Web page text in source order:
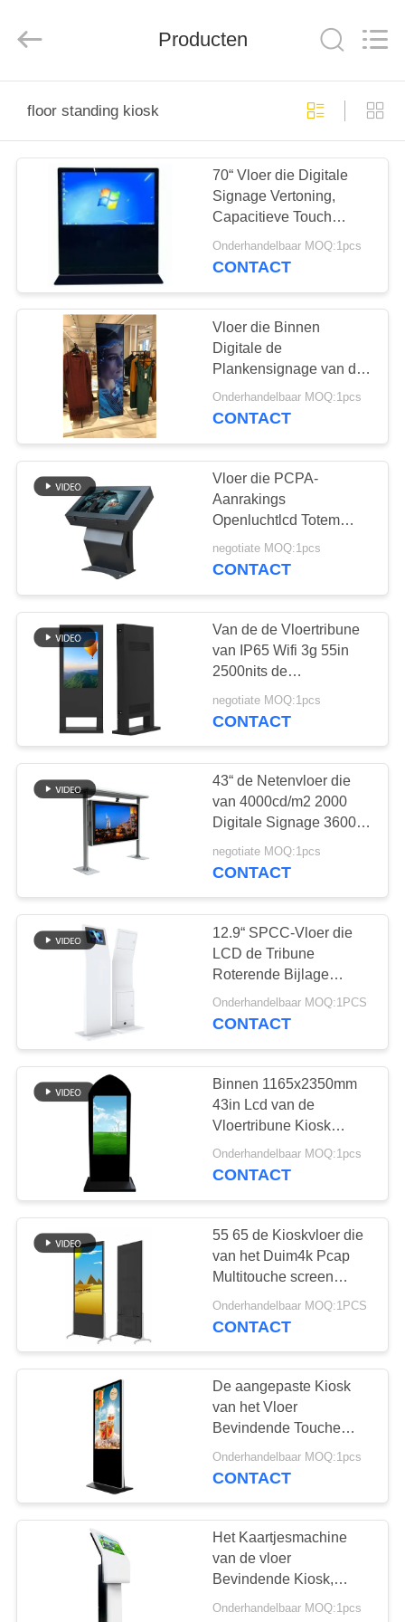
PRODUCTEN
ONGEVEER
FABRIEKSREIS
KWALITEITSCONTROLE
CONTACTEER
ONS
NIEUWS
VERZOEK
OM EEN
CITAAT
SITEMAP
PRIVACY
POLICY
Display
Technology
Producten
floor standing kiosk
70“ Vloer die Digitale
Signage Vertoning,
Capacitieve Touch
screentotem bevinden
zich
Onderhandelbaar MOQ:1pcs
CONTACT
Vloer die Binnen
Digitale de
Plankensignage van de
Aanplakbordenrand
Speler bevinden zich 88
Onderhandelbaar MOQ:1pcs
CONTACT
Vloer die PCPA-
Aanrakings
Openluchtlcd Totem
Ergonomische 55in
AC100~240V bevinden
negotiate MOQ:1pcs
CONTACT
Van de de Vloertribune
van IP65 Wifi 3g 55in
2500nits de
Adverterende Speler
negotiate MOQ:1pcs
CONTACT
43“ de Netenvloer die
van 4000cd/m2 2000
Digitale Signage 3600W
bevinden zich
negotiate MOQ:1pcs
CONTACT
12.9“ SPCC-Vloer die
LCD de Tribune
Roterende Bijlage
bevinden zich van
Kioskpc
Onderhandelbaar MOQ:1PCS
CONTACT
Binnen 1165x2350mm
43in Lcd van de
Vloertribune Kiosk
450cd/M2 voor Kerk
Onderhandelbaar MOQ:1pcs
CONTACT
55 65 de Kioskvloer die
van het Duim4k Pcap
Multitouche screen
PCAP met Camera
bevinden zich
Onderhandelbaar MOQ:1PCS
CONTACT
De aangepaste Kiosk
van het Vloer
Bevindende Touche
screen Taal van het 43
Duim de Veelvoudige
Onderhandelbaar MOQ:1pcs
CONTACT
Het Kaartjesmachine
van de vloer
Bevindende Kiosk,
Zelfbetalingskiosk met
Onderhandelbaar MOQ:1pcs